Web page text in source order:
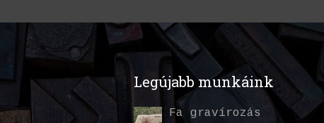
Legújabb munkáink
Fa gravírozás